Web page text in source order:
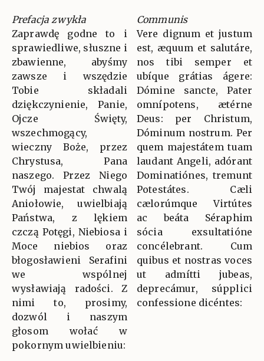
Prefacja zwykła
Zaprawdę godne to i
sprawiedliwe, słuszne i
zbawienne, abyśmy
zawsze i wszędzie
Tobie składali
dziękczynienie, Panie,
Ojcze Święty,
wszechmogący,
wieczny Boże, przez
Chrystusa, Pana
naszego. Przez Niego
Twój majestat chwalą
Aniołowie, uwielbiają
Państwa, z lękiem
czczą Potęgi, Niebiosa i
Moce niebios oraz
błogosławieni Serafini
we wspólnej
wysławiają radości. Z
nimi to, prosimy,
dozwól i naszym
głosom wołać w
pokornym uwielbieniu:
Communis
Vere dignum et justum
est, æquum et salutáre,
nos tibi semper et
ubíque grátias ágere:
Dómine sancte, Pater
omnípotens, ætérne
Deus: per Christum,
Dóminum nostrum. Per
quem majestátem tuam
laudant Angeli, adórant
Dominatiónes, tremunt
Potestátes. Cæli
cælorúmque Virtútes
ac beáta Séraphim
sócia exsultatióne
concélebrant. Cum
quibus et nostras voces
ut admítti jubeas,
deprecámur, súpplici
confessione dicéntes: